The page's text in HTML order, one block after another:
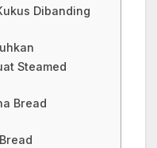
Dibanding
Steamed
Bread